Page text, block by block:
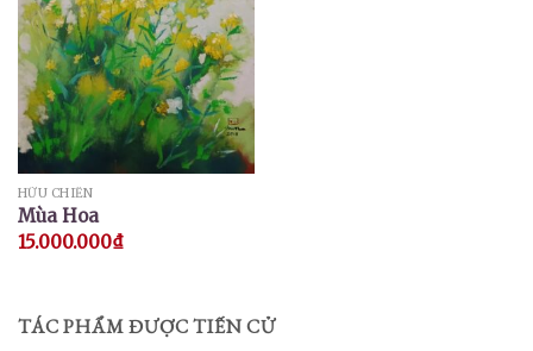
HỮU CHIẾN
Mùa Hoa
15.000.000₫
TÁC PHẨM ĐƯỢC TIẾN CỬ